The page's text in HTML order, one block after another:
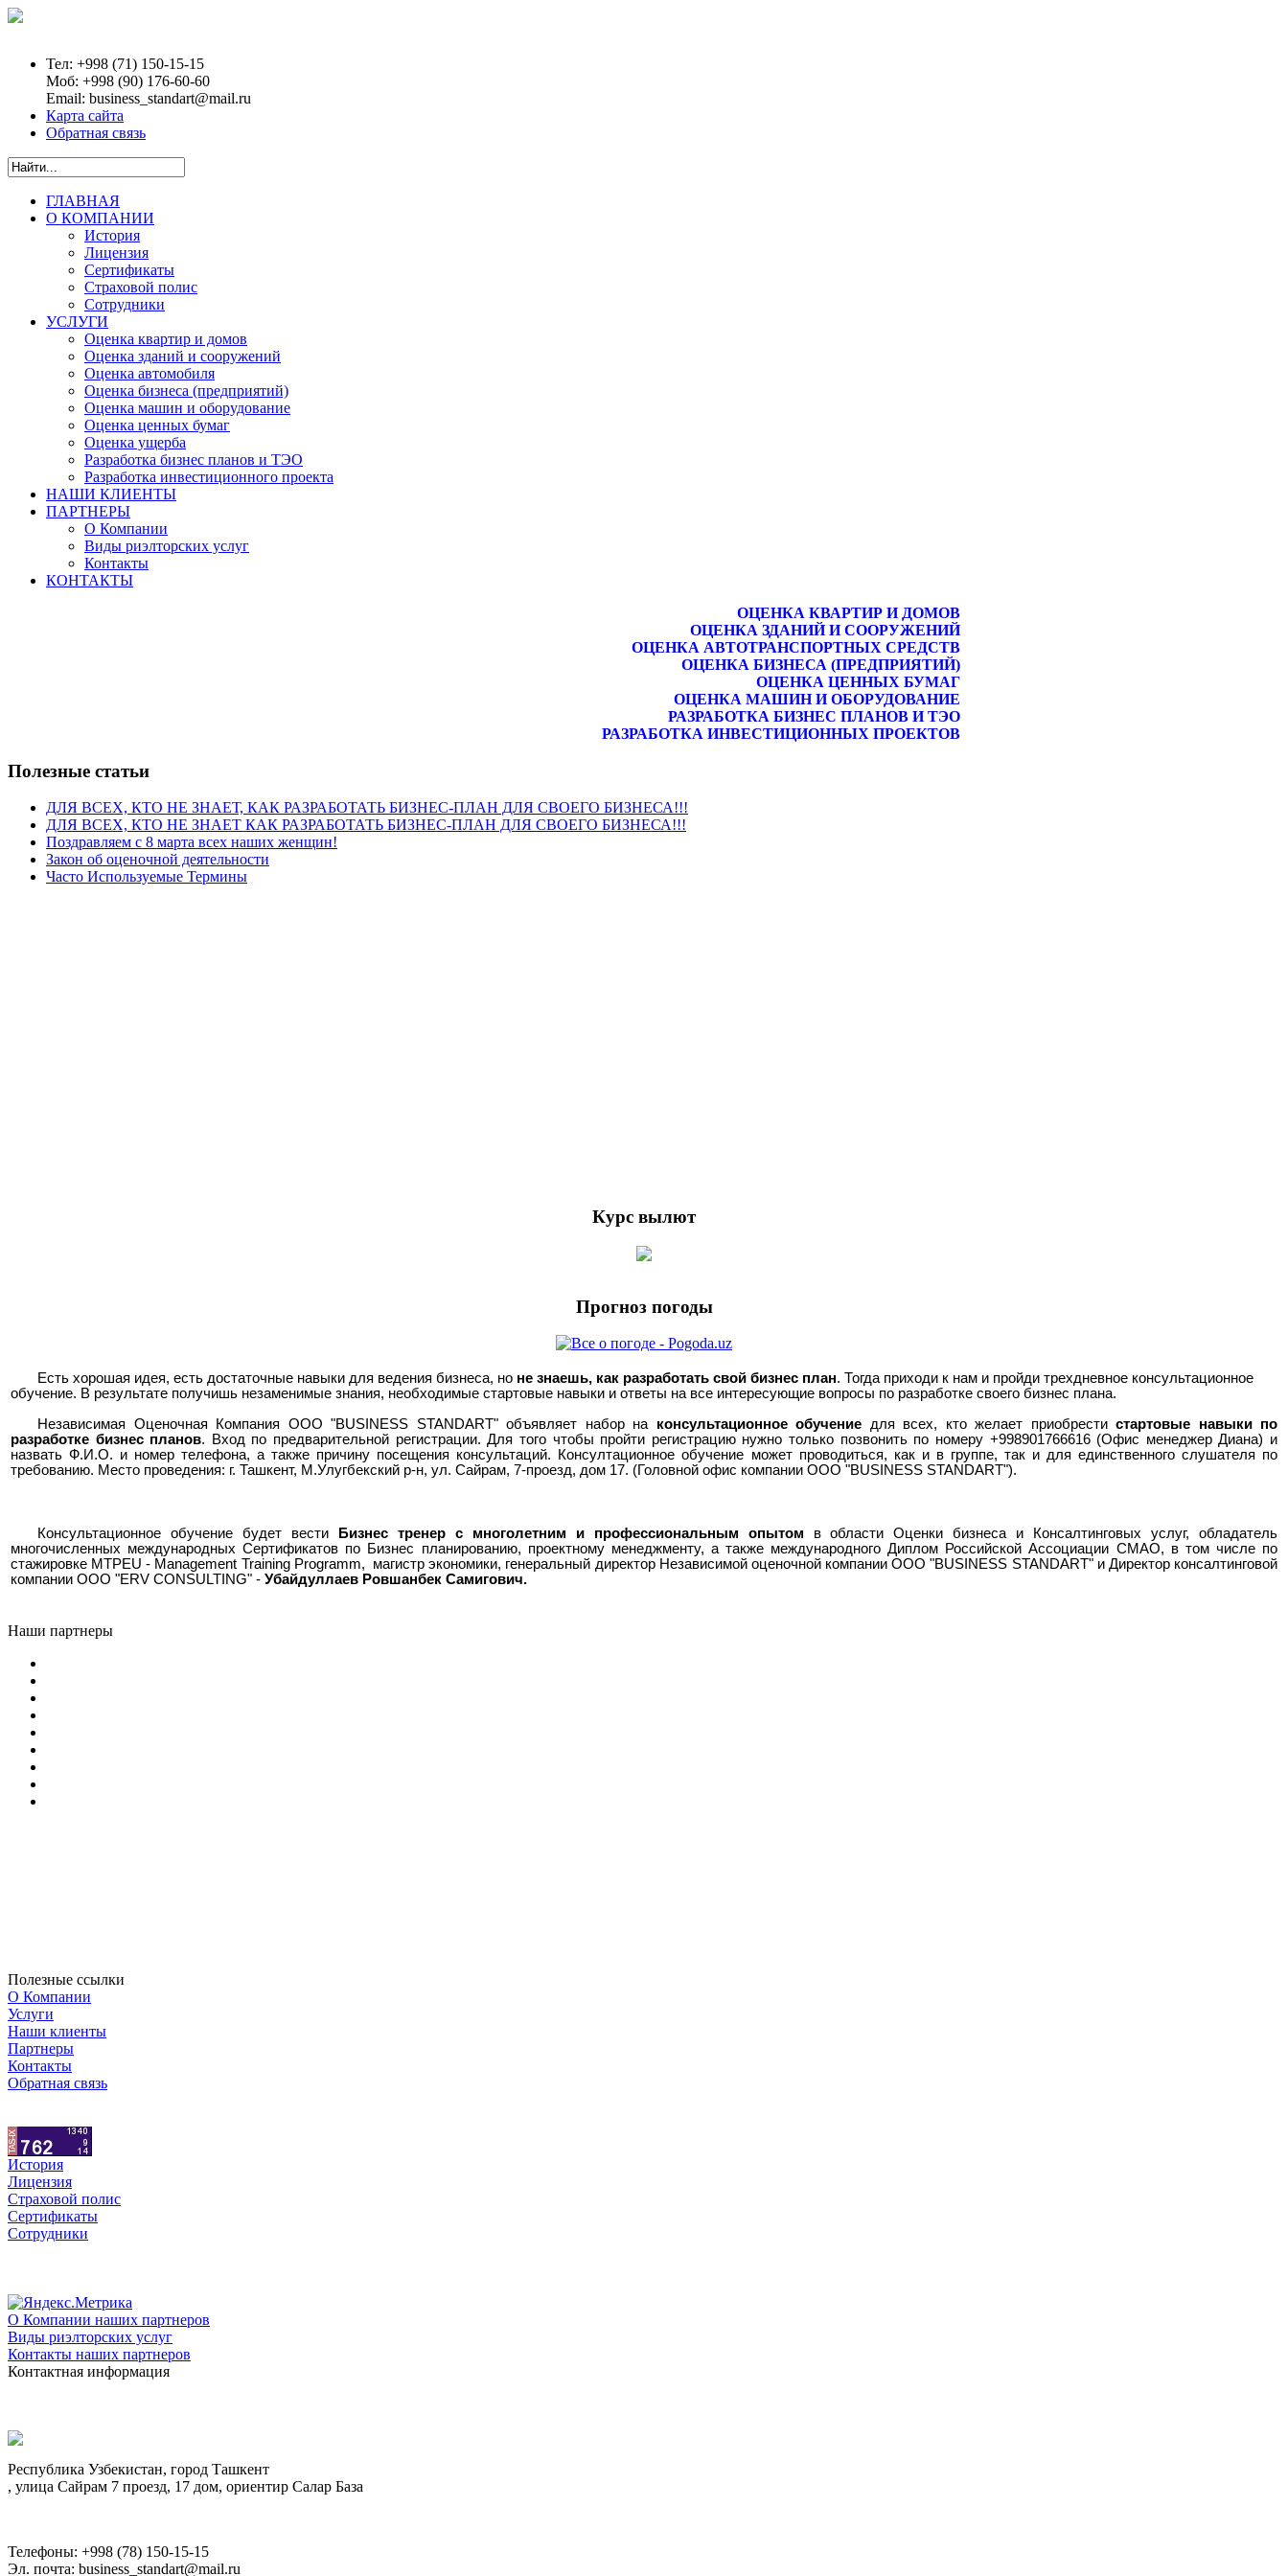
Тел: +998 (71) 150-15-15
Моб: +998 (90) 176-60-60
Email: business_standart@mail.ru
Карта сайта
Обратная связь
ГЛАВНАЯ
О КОМПАНИИ
История
Лицензия
Сертификаты
Страховой полис
Сотрудники
УСЛУГИ
Оценка квартир и домов
Оценка зданий и сооружений
Оценка автомобиля
Оценка бизнеса (предприятий)
Оценка машин и оборудование
Оценка ценных бумаг
Оценка ущерба
Разработка бизнес планов и ТЭО
Разработка инвестиционного проекта
НАШИ КЛИЕНТЫ
ПАРТНЕРЫ
О Компании
Виды риэлторских услуг
Контакты
КОНТАКТЫ
ОЦЕНКА КВАРТИР И ДОМОВ
ОЦЕНКА ЗДАНИЙ И СООРУЖЕНИЙ
ОЦЕНКА АВТОТРАНСПОРТНЫХ СРЕДСТВ
ОЦЕНКА БИЗНЕСА (ПРЕДПРИЯТИЙ)
ОЦЕНКА ЦЕННЫХ БУМАГ
ОЦЕНКА МАШИН И ОБОРУДОВАНИЕ
РАЗРАБОТКА БИЗНЕС ПЛАНОВ И ТЭО
РАЗРАБОТКА ИНВЕСТИЦИОННЫХ ПРОЕКТОВ
Полезные статьи
ДЛЯ ВСЕХ, КТО НЕ ЗНАЕТ, КАК РАЗРАБОТАТЬ БИЗНЕС-ПЛАН ДЛЯ СВОЕГО БИЗНЕСА!!!
ДЛЯ ВСЕХ, КТО НЕ ЗНАЕТ КАК РАЗРАБОТАТЬ БИЗНЕС-ПЛАН ДЛЯ СВОЕГО БИЗНЕСА!!!
Поздравляем с 8 марта всех наших женщин!
Закон об оценочной деятельности
Часто Используемые Термины
Курс вылют
Прогноз погоды
Есть хорошая идея, есть достаточные навыки для ведения бизнеса, но не знаешь, как разработать свой бизнес план. Тогда приходи к нам и пройди трехдневное консультационное
обучение. В результате получишь незаменимые знания, необходимые стартовые навыки и ответы на все интересующие вопросы по разработке своего бизнес плана.
Независимая Оценочная Компания ООО "BUSINESS STANDART" объявляет набор на консультационное обучение для всех, кто желает приобрестистартовые навыки по
разработке бизнес планов. Вход по предварительной регистрации. Для того чтобы пройти регистрацию нужно только позвонить по номеру +998901766616 (Офис менеджер Диана) и
назвать Ф.И.О. и номер телефона, а также причину посещения консультаций. Консултационное обучение может проводиться, как и в группе, так и для единственного слушателя по
требованию. Место проведения: г. Ташкент, М.Улугбекский р-н, ул. Сайрам, 7-проезд, дом 17. (Головной офис компании ООО "BUSINESS STANDART").
Консультационное обучение будет вести Бизнес тренер с многолетним и профессиональным опытом в области Оценки бизнеса и Консалтинговых услуг, обладатель
многочисленных международных Сертификатов по Бизнес планированию, проектному менеджменту, а также международного Диплом Российской Ассоциации СМАО, в том числе по
стажировке MTPEU - Management Training Programm, магистр экономики, генеральный директор Независимой оценочной компании ООО "BUSINESS STANDART" и Директор консалтинговой
компании ООО "ERV CONSULTING" - Убайдуллаев Ровшанбек Самигович.
Наши партнеры
Полезные ссылки
О Компании
Услуги
Наши клиенты
Партнеры
Контакты
Обратная связь
История
Лицензия
Страховой полис
Сертификаты
Сотрудники
О Компании наших партнеров
Виды риэлторских услуг
Контакты наших партнеров
Контактная информация
Республика Узбекистан, город Ташкент
, улица Сайрам 7 проезд, 17 дом, ориентир Салар База
Телефоны: +998 (78) 150-15-15
Эл. почта: business_standart@mail.ru